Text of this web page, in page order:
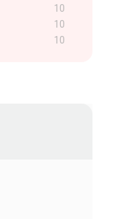
10
10
10